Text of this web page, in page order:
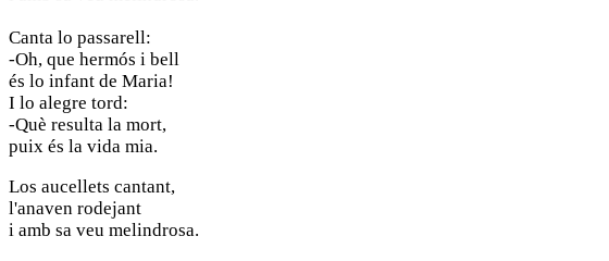
Canta lo passarell:
-Oh, que hermós i bell
és lo infant de Maria!
I lo alegre tord:
-Què resulta la mort,
puix és la vida mia.
Los aucellets cantant,
l'anaven rodejant
i amb sa veu melindrosa.